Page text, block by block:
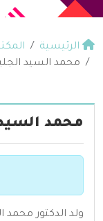
الرئيسية
محمد السيد
محمد
ولد الدكتور محمد